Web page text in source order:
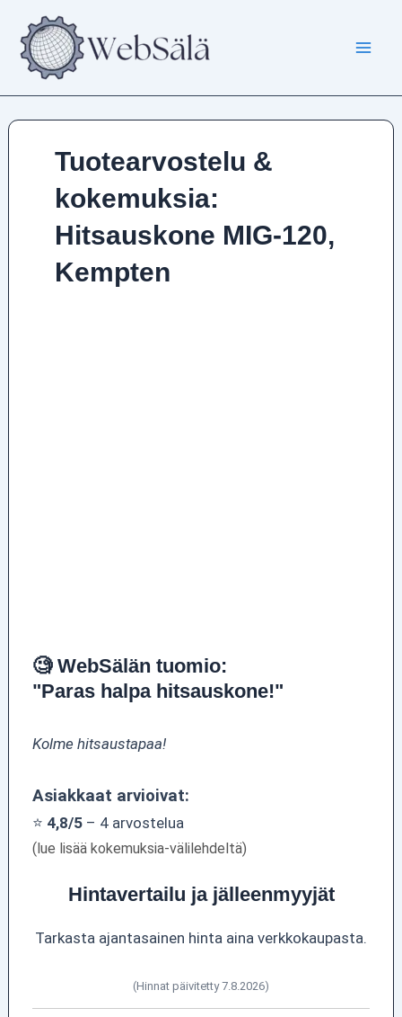
sisältöön
Tuotearvostelu &
kokemuksia:
Hitsauskone MIG-120,
Kempten
🧐 WebSälän tuomio:
"Paras halpa hitsauskone!"
Kolme hitsaustapaa!
Asiakkaat arvioivat:
⭐ 4,8/5– 4 arvostelua
(lue lisää kokemuksia-välilehdeltä)
Hintavertailu ja jälleenmyyjät
Tarkasta ajantasainen hinta aina verkkokaupasta.
(Hinnat päivitetty 7.8.2026)